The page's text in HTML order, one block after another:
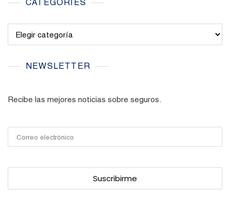
CATEGORIES
NEWSLETTER
Recibe las mejores noticias sobre seguros.